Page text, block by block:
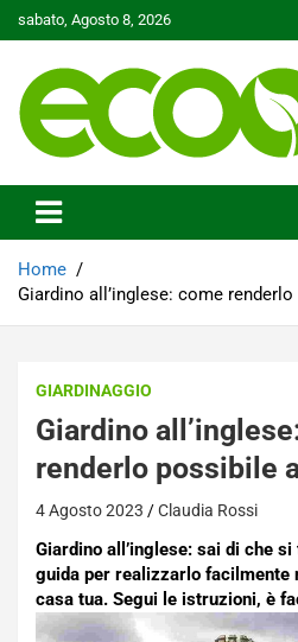
to
sabato, Agosto 8, 2026
Ecoo.it
Home
Giardino all’inglese: come
GIARDINAGGIO
Giardino
renderlo possibile
4 Agosto 2023 Claudia Rossi
Giardino all’inglese: sai di che
guida per realizzarlo facilmente
casa tua. Segui le istruzioni, è